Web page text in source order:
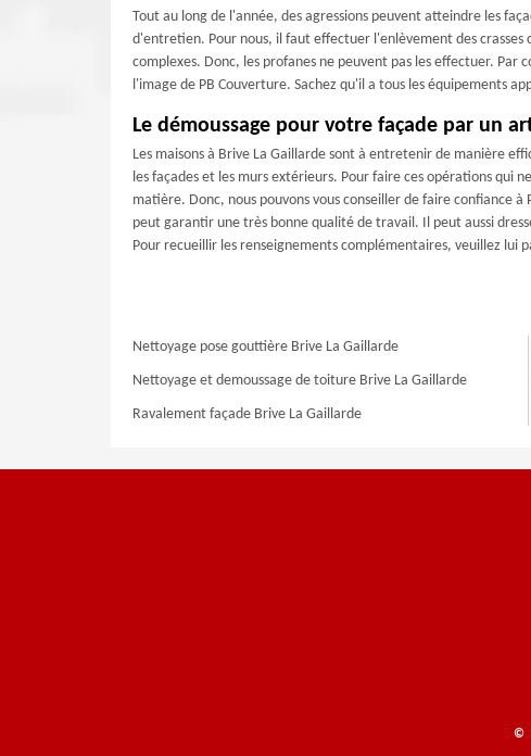
Tout au long de l'année, des agressions peuvent atteindre les
d'entretien. Pour nous, il faut effectuer l'enlèvement des crasses
complexes. Donc, les profanes ne peuvent pas les effectuer.
l'image de PB Couverture. Sachez qu'il a tous les équipements
Le démoussage pour votre façade par un
Les maisons à Brive La Gaillarde sont à entretenir de manière
les façades et les murs extérieurs. Pour faire ces opérations qui
matière. Donc, nous pouvons vous conseiller de faire confiance
peut garantir une très bonne qualité de travail. Il peut aussi
Pour recueillir les renseignements complémentaires, veuillez lui
Nettoyage pose gouttière Brive La Gaillarde
Nettoyage et demoussage de toiture Brive La Gaillarde
Ravalement façade Brive La Gaillarde
©